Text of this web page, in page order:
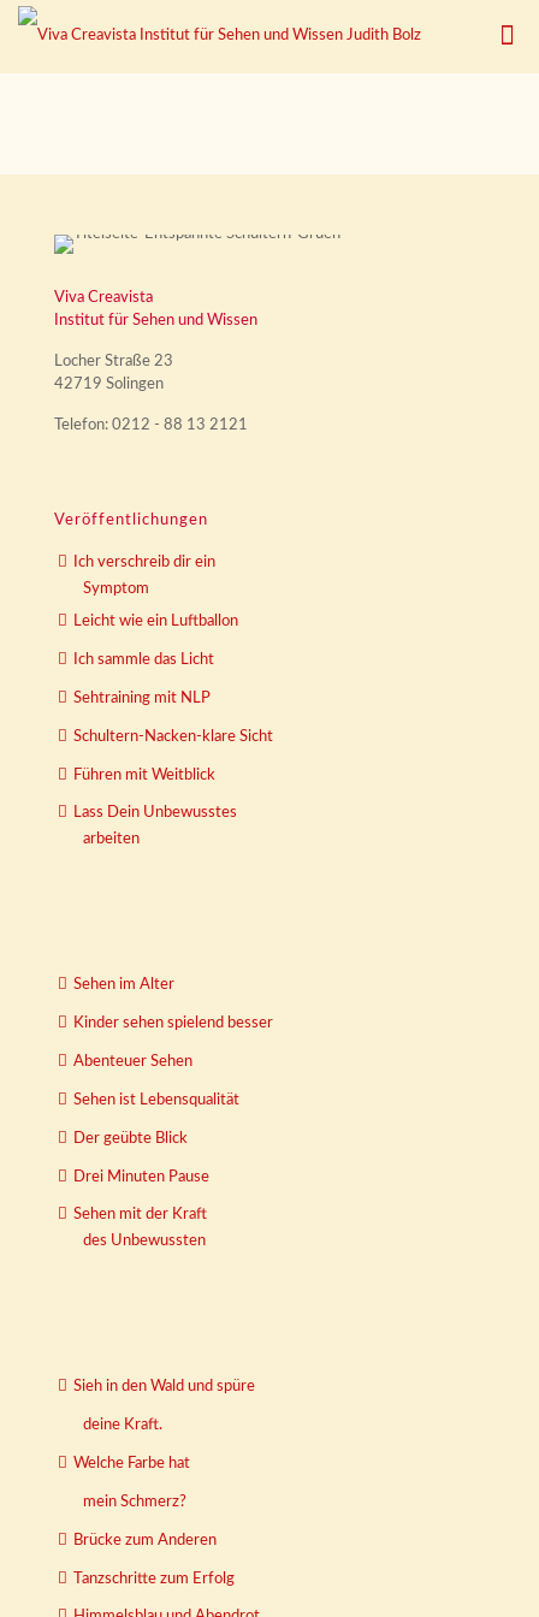
Viva Creavista
Institut für Sehen und Wissen
Locher Straße 23
42719 Solingen
Telefon: 0212 - 88 13 2121
Veröffentlichungen
Ich verschreib dir ein
Symptom
Leicht wie ein Luftballon
Ich sammle das Licht
Sehtraining mit NLP
Schultern-Nacken-klare Sicht
Führen mit Weitblick
Lass Dein Unbewusstes
arbeiten
Sehen im Alter
Kinder sehen spielend besser
Abenteuer Sehen
Sehen ist Lebensqualität
Der geübte Blick
Drei Minuten Pause
Sehen mit der Kraft
des Unbewussten
Sieh in den Wald und spüre
deine Kraft.
Welche Farbe hat
mein Schmerz?
Brücke zum Anderen
Tanzschritte zum Erfolg